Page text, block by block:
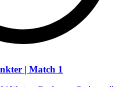
| Match 1